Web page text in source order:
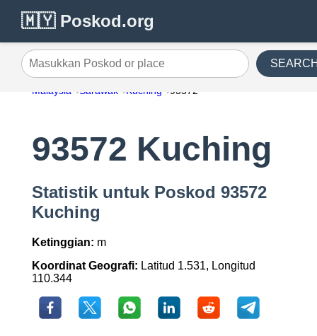
🇲🇾 Poskod.org
Masukkan Poskod or place
Malaysia Sarawak Kuching 93572
93572 Kuching
Statistik untuk Poskod 93572
Kuching
Ketinggian: m
Koordinat Geografi: Latitud 1.531, Longitud
110.344